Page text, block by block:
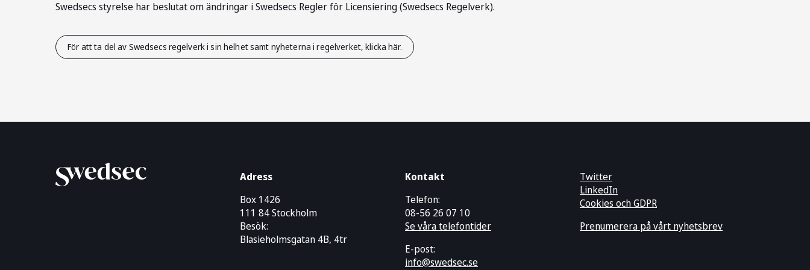
Swedsecs styrelse har beslutat om ändringar i Swedsecs Regler för Licensiering (Swedsecs Regelverk).
För att ta del av Swedsecs regelverk i sin helhet samt nyheterna i regelverket, klicka här.
Adress
Box 1426
111 84 Stockholm
Besök:
Blasieholmsgatan 4B, 4tr
Kontakt
Telefon:
08-56 26 07 10
Se våra telefontider
E-post:
info@swedsec.se
Twitter
LinkedIn
Cookies och GDPR
Prenumerera på vårt nyhetsbrev